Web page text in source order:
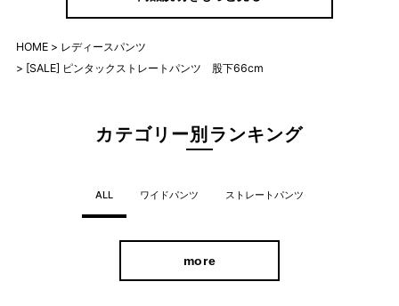
美脚を叶えるシルエット
HOME
レディースパンツ
[SALE] ピンタックストレートパンツ 股下66cm
カテゴリー別ランキング
ALL ワイドパンツ ストレートパンツ
more